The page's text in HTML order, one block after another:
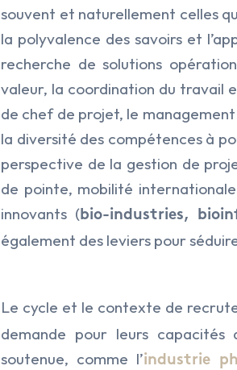
souvent et naturellement celles
la polyvalence des savoirs et
recherche de solutions
valeur, la coordination du travail
de chef de projet, le
la diversité des compétences à
perspective de la gestion de
de pointe, mobilité
innovants (bio-industries,
également des leviers pour
Le cycle et le contexte de
demande pour leurs capacités
soutenue, comme l’industrie